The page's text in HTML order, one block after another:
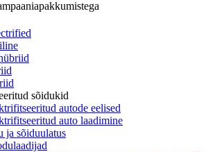
sõidukid
autode eelised
auto laadimine
ja sõiduulatus